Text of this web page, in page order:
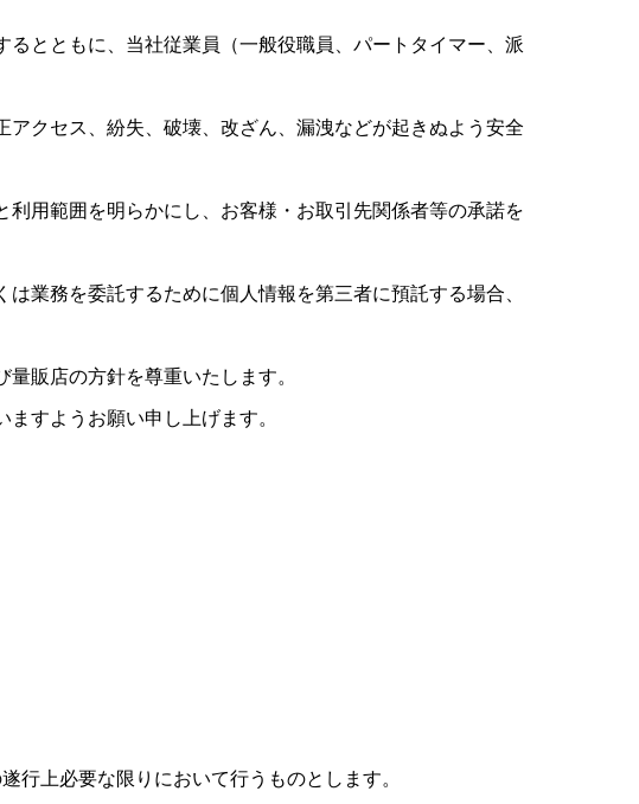
とともに、当社従業員（一般役職員、パートタイマー、派
クセス、紛失、破壊、改ざん、漏洩などが起きぬよう安全
用範囲を明らかにし、お客様・お取引先関係者等の承諾を
業務を委託するために個人情報を第三者に預託する場合、
販店の方針を尊重いたします。
すようお願い申し上げます。
行上必要な限りにおいて行うものとします。